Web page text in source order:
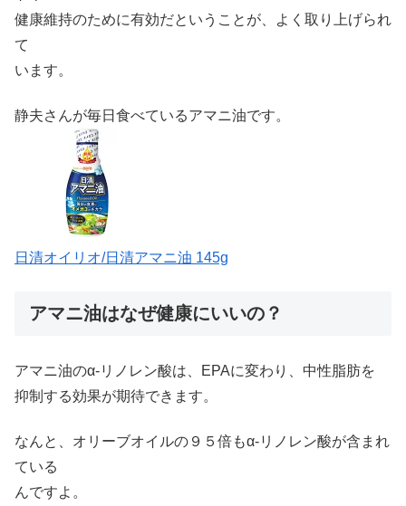
健康維持のために有効だということが、よく取り上げられ
て
います。
静夫さんが毎日食べているアマニ油です。
日清オイリオ/日清アマニ油 145g
アマニ油はなぜ健康にいいの？
アマニ油のα-リノレン酸は、EPAに変わり、中性脂肪を
抑制する効果が期待できます。
なんと、オリーブオイルの９５倍もα-リノレン酸が含まれ
ている
んですよ。